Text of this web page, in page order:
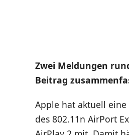
Zwei Meldungen
Beitrag
Apple hat aktuell
des 802.11n AirPort